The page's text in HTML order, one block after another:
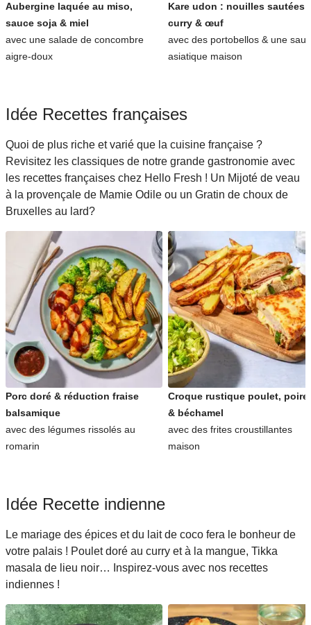
Aubergine laquée au miso,
sauce soja & miel
avec une salade de concombre
aigre-doux
Kare udon : nouilles sautées
curry & œuf
avec des portobellos & une
asiatique maison
Idée Recettes françaises
Quoi de plus riche et varié que la cuisine française ?
Revisitez les classiques de notre grande gastronomie avec
les recettes françaises chez Hello Fresh ! Un Mijoté de veau
à la provençale de Mamie Odile ou un Gratin de choux de
Bruxelles au lard?
Porc doré & réduction fraise
balsamique
avec des légumes rissolés au
romarin
Croque rustique poulet,
& béchamel
avec des frites croustillantes
maison
Idée Recette indienne
Le mariage des épices et du lait de coco fera le bonheur de
votre palais ! Poulet doré au curry et à la mangue, Tikka
masala de lieu noir… Inspirez-vous avec nos recettes
indiennes !